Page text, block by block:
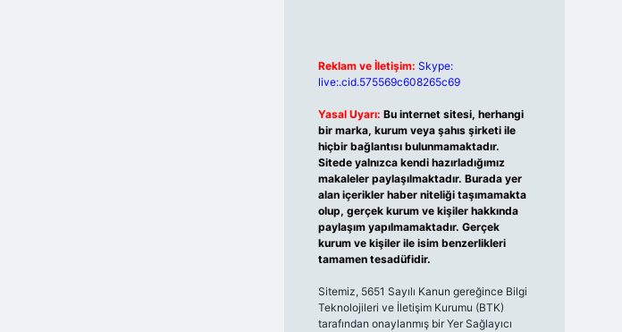
Reklam ve İletişim: Skype:
live:.cid.575569c608265c69
Yasal Uyarı: Bu internet sitesi, herhangi
bir marka, kurum veya şahıs şirketi ile
hiçbir bağlantısı bulunmamaktadır.
Sitede yalnızca kendi hazırladığımız
makaleler paylaşılmaktadır. Burada yer
alan içerikler haber niteliği taşımamakta
olup, gerçek kurum ve kişiler hakkında
paylaşım yapılmamaktadır. Gerçek
kurum ve kişiler ile isim benzerlikleri
tamamen tesadüfidir.
Sitemiz, 5651 Sayılı Kanun gereğince Bilgi
Teknolojileri ve İletişim Kurumu (BTK)
tarafından onaylanmış bir Yer Sağlayıcı